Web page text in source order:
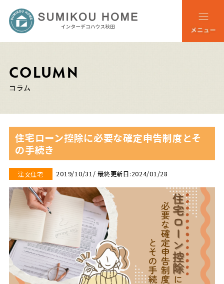
COLUMN
コラム
住宅ローン控除に必要な確定申告制度とそ
の手続き
注文住宅 2019/10/31/ 最終更新日:2024/01/28